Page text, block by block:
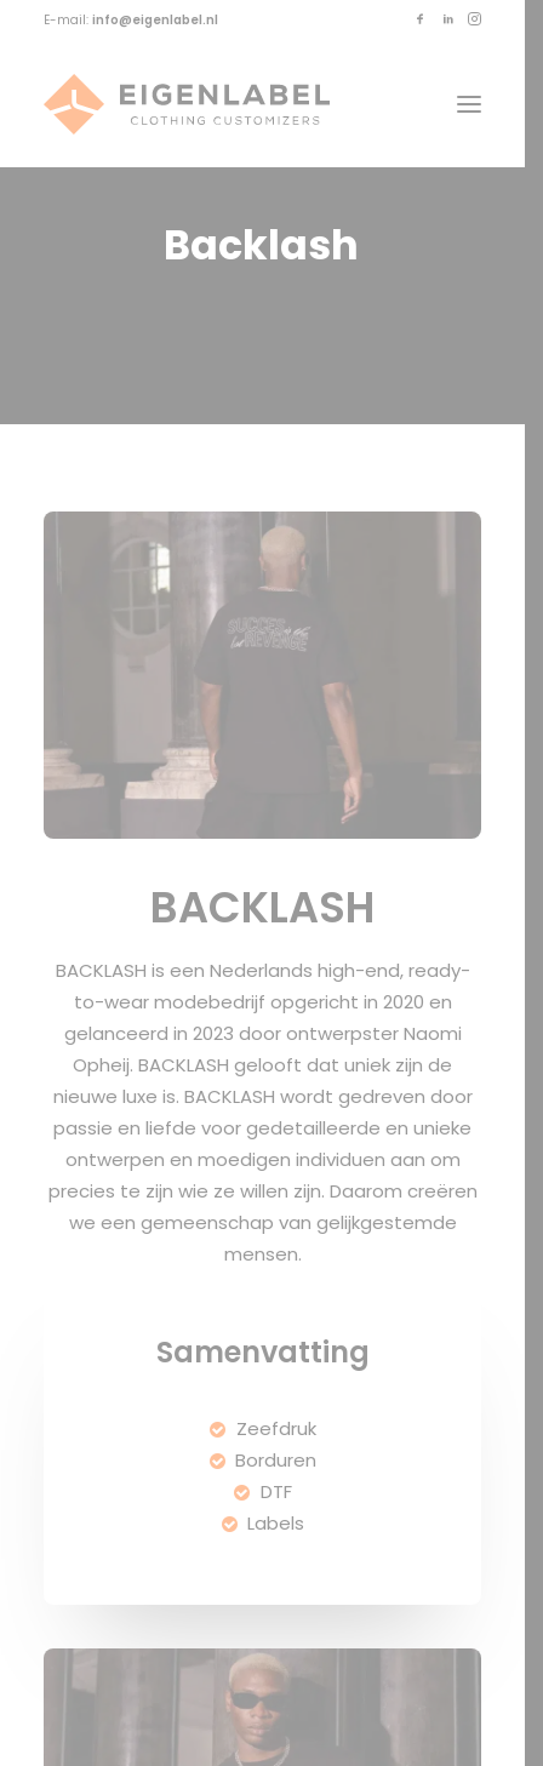
E-mail: info@eigenlabel.nl
OFFERTE?
SEARCH
Backlash
BACKLASH
BACKLASH is een Nederlands high-end, ready-
to-wear modebedrijf opgericht in 2020 en
gelanceerd in 2023 door ontwerpster Naomi
Opheij. BACKLASH gelooft dat uniek zijn de
nieuwe luxe is. BACKLASH wordt gedreven door
passie en liefde voor gedetailleerde en unieke
ontwerpen en moedigen individuen aan om
precies te zijn wie ze willen zijn. Daarom creëren
we een gemeenschap van gelijkgestemde
mensen.
Samenvatting
Zeefdruk
Borduren
DTF
Labels